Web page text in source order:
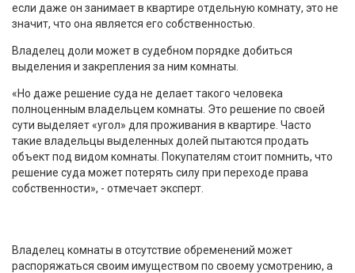
если даже он занимает в квартире отдельную комнату, это не
значит, что она является его собственностью.
Владелец доли может в судебном порядке добиться
выделения и закрепления за ним комнаты.
«Но даже решение суда не делает такого человека
полноценным владельцем комнаты. Это решение по своей
сути выделяет «угол» для проживания в квартире. Часто
такие владельцы выделенных долей пытаются продать
объект под видом комнаты. Покупателям стоит помнить, что
решение суда может потерять силу при переходе права
собственности», - отмечает эксперт.
Владелец комнаты в отсутствие обременений может
распоряжаться своим имуществом по своему усмотрению, а